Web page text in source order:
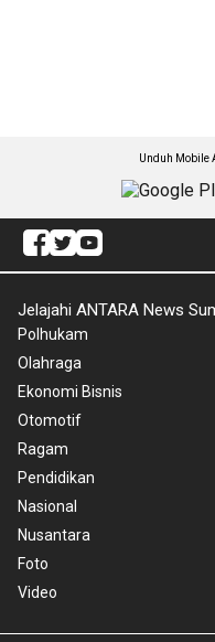
Unduh Mobile
Jelajahi ANTARA News
Polhukam
Olahraga
Ekonomi Bisnis
Otomotif
Ragam
Pendidikan
Nasional
Nusantara
Foto
Video